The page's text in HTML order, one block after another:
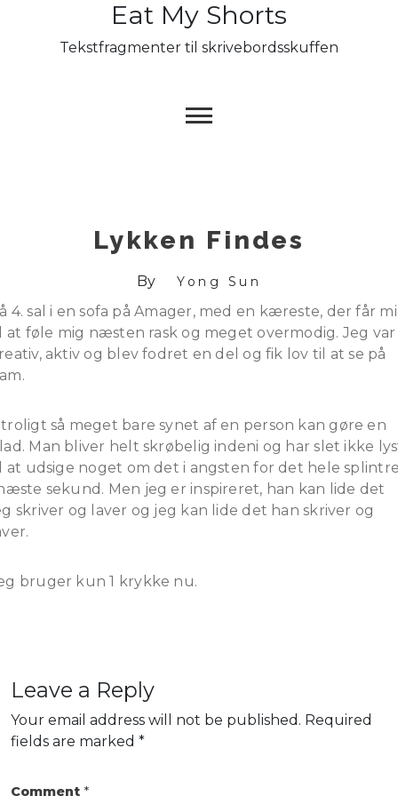
Eat My Shorts
Tekstfragmenter til skrivebordsskuffen
Lykken Findes
By Yong Sun
4. sal i en sofa på Amager, med en kæreste, der får
at føle mig næsten rask og meget overmodig. Jeg var
aktiv og blev fodret en del og fik lov til at se på
så meget bare synet af en person kan gøre en
Man bliver helt skrøbelig indeni og har slet ikke
at udsige noget om det i angsten for det hele
sekund. Men jeg er inspireret, han kan lide det
skriver og laver og jeg kan lide det han skriver og
bruger kun 1 krykke nu.
Leave a Reply
Your email address will not be published. Required
fields are marked *
Comment *